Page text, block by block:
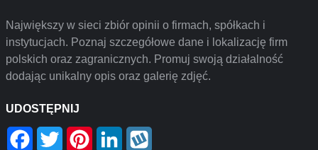
Największy w sieci zbiór opinii o firmach, spółkach i
instytucjach. Poznaj szczegółowe dane i lokalizację firm
polskich oraz zagranicznych. Promuj swoją działalność
dodając unikalny opis oraz galerię zdjęć.
UDOSTĘPNIJ
Facebook
Twitter PinterestLinkedIn